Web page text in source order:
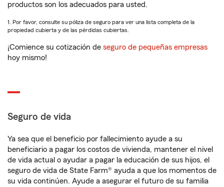
productos son los adecuados para usted.
1. Por favor, consulte su póliza de seguro para ver una lista completa de la
propiedad cubierta y de las pérdidas cubiertas.
¡Comience su cotización de seguro de pequeñas empresas
hoy mismo!
Seguro de vida
Ya sea que el beneficio por fallecimiento ayude a su
beneficiario a pagar los costos de vivienda, mantener el nivel
de vida actual o ayudar a pagar la educación de sus hijos, el
seguro de vida de State Farm® ayuda a que los momentos de
su vida continúen. Ayude a asegurar el futuro de su familia